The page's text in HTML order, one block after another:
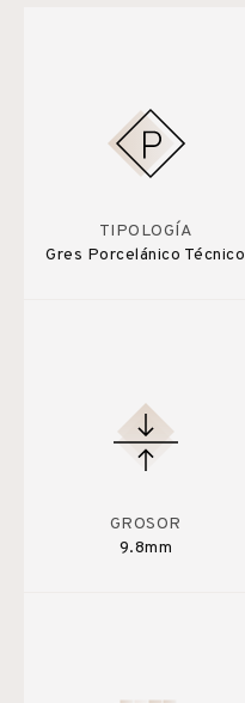
TIPOLOGÍA
Gres Porcelánico Técnico
GROSOR
9.8mm